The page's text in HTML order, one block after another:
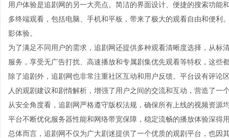
用户体验是追剧网的另一大亮点。简洁的界面设计、便捷的搜索功
多终端观看，包括电脑、手机和平板，带来了极大的观看自由和便
影体验。
为了满足不同用户的需求，追剧网还提供多种观看清晰度选择，从
服务，享受无广告打扰、高速播放和专属剧集优先观看等特权，这些
除了追剧外，追剧网也非常注重社区互动和用户反馈。平台设有评
人的观剧建议和剧情解析，增强了用户之间的交流和互动，营造了一
从安全角度看，追剧网严格遵守版权法规，确保所有上线的视频资
平台不断优化服务器性能和网络带宽保障，稳定流畅的播放体验深得
总体而言，追剧网不仅为广大剧迷提供了一个优质的观剧平台，也